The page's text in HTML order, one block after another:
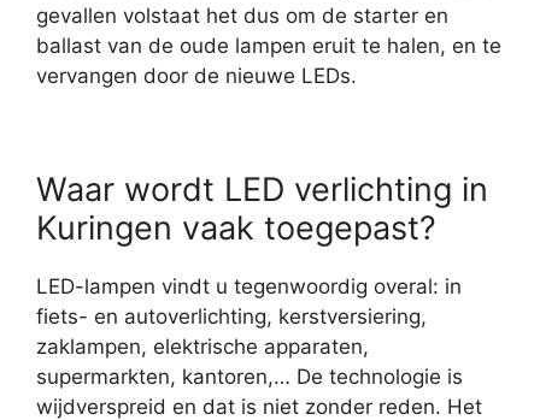
gevallen volstaat het dus om de starter en
ballast van de oude lampen eruit te halen, en te
vervangen door de nieuwe LEDs.
Waar wordt LED verlichting in
Kuringen vaak toegepast?
LED-lampen vindt u tegenwoordig overal: in
fiets- en autoverlichting, kerstversiering,
zaklampen, elektrische apparaten,
supermarkten, kantoren,… De technologie is
wijdverspreid en dat is niet zonder reden. Het